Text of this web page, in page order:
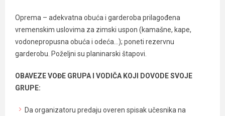
Oprema – adekvatna obuća i garderoba prilagođena
vremenskim uslovima za zimski uspon (kamašne, kape,
vodonepropusna obuća i odeća…); poneti rezervnu
garderobu. Poželjni su planinarski štapovi.
OBAVEZE VOĐE GRUPA I VODIČA KOJI DOVODE SVOJE
GRUPE:
Da organizatoru predaju overen spisak učesnika na